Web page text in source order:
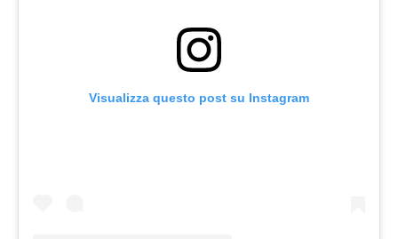
Visualizza questo post su Instagram